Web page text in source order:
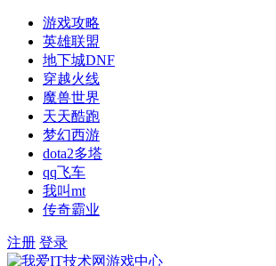
游戏攻略
英雄联盟
地下城DNF
穿越火线
魔兽世界
天天酷跑
梦幻西游
dota2多塔
qq飞车
我叫mt
传奇霸业
注册 登录